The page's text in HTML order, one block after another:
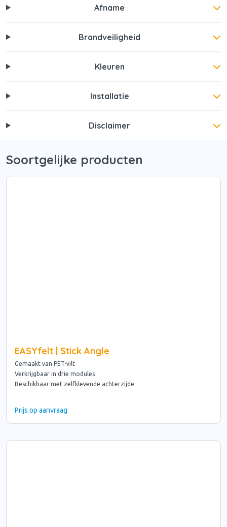
Afname
Brandveiligheid
Kleuren
Installatie
Disclaimer
Soortgelijke producten
EASYfelt | Stick Angle
Gemaakt van PET-vilt
Verkrijgbaar in drie modules
Beschikbaar met zelfklevende achterzijde
Prijs op aanvraag